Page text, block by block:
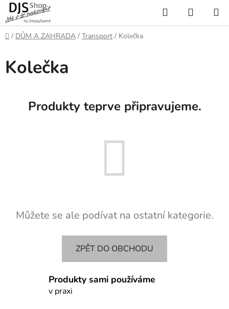
Přejít
na
obsah
Hledat
KOŠÍK
Domů
/ DŮM A ZAHRADA / Transport / Kolečka
Kolečka
Produkty teprve připravujeme.
Můžete se ale podívat na ostatní kategorie.
ZPĚT DO OBCHODU
Produkty sami používáme
v praxi